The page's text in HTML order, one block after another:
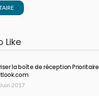
Like
la boîte de réception Prioritaire
2017